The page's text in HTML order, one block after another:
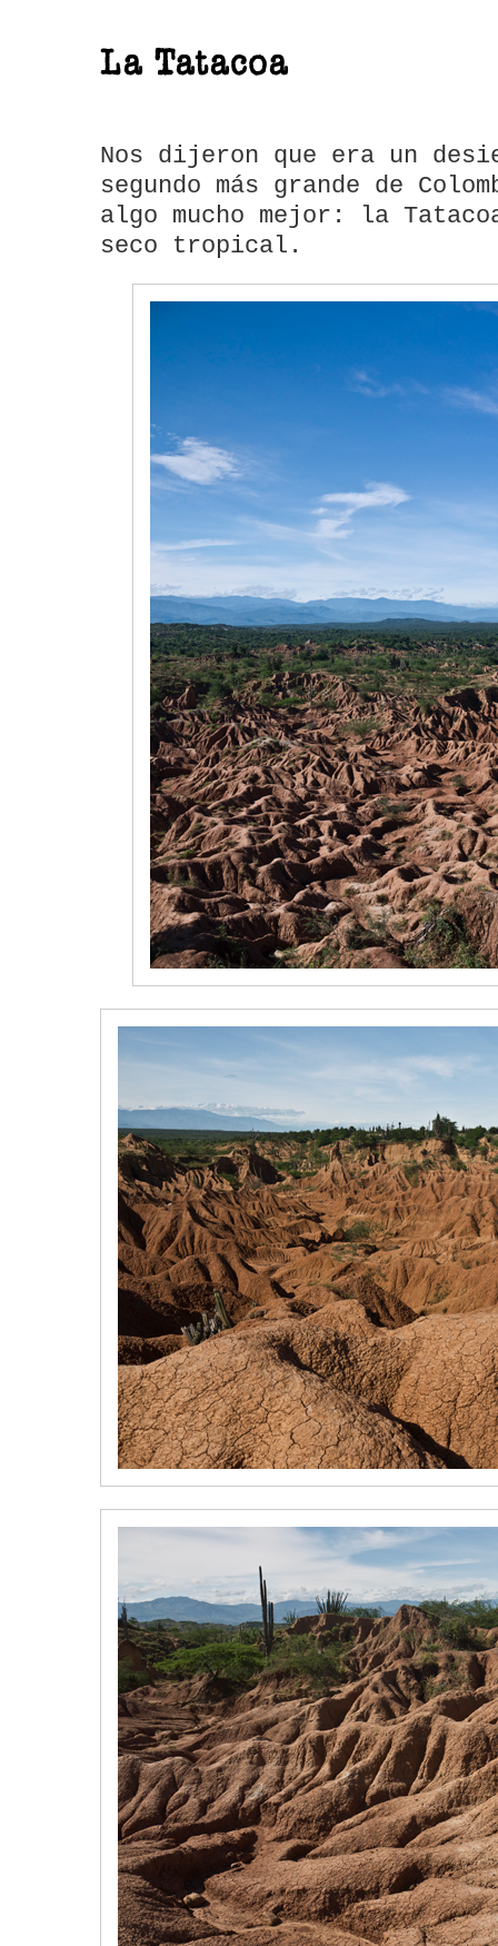
La Tatacoa
Nos dijeron que era un
segundo más grande de
algo mucho mejor: la
seco tropical.